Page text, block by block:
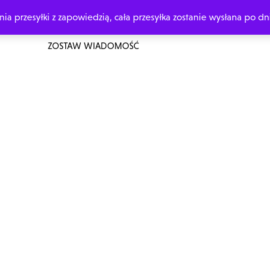
przesyłki z zapowiedzią, cała przesyłka zostanie wysłana po
O MNIE ZAMÓW Z DEDYKACJĄ MOJE KSIĄŻKI
ZOSTAW WIADOMOŚĆ